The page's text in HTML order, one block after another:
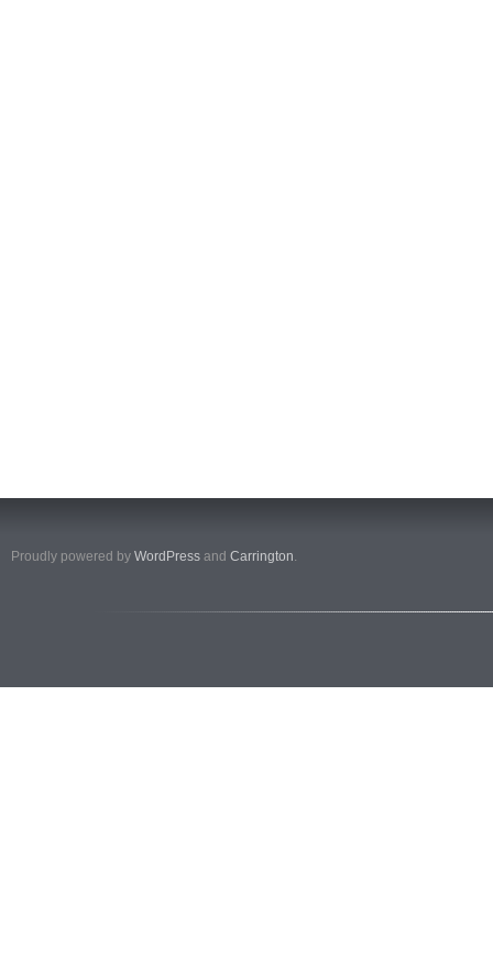
Proudly powered by WordPress and Carrington